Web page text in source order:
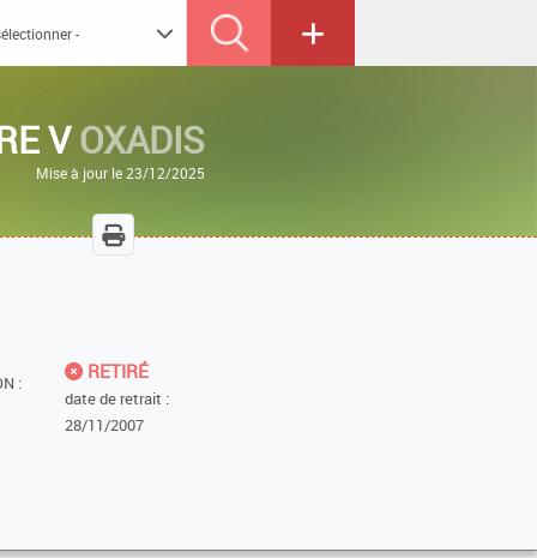
VOXADIS
Mise à jour le 23/12/2025
:
RETIRÉ
date de retrait :
28/11/2007